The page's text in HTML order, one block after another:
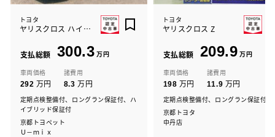
トヨタ
ヤリスクロス ハイブリッドZ
支払総額 300.3 万円
車両価格
292 万円
諸費用
8.3 万円
定期点検整備付、ロングラン保証付、ハ
イブリッド保証付
京都トヨペット
Ｕ－ｍｉｘ
トヨタ
ヤリスクロス Z
支払総額 209.9 万円
車両価格
198 万円
諸費用
11.9 万円
定期点検整備付、ロングラン保証付
京都トヨタ
中丹店